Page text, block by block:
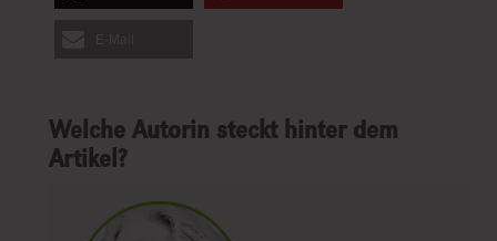
Welche Autorin steckt hinter dem
Artikel?